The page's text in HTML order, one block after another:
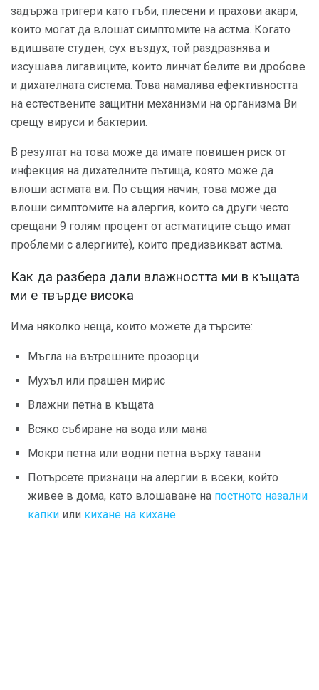
задържа тригери като гъби, плесени и прахови акари,
които могат да влошат симптомите на астма. Когато
вдишвате студен, сух въздух, той раздразнява и
изсушава лигавиците, които линчат белите ви дробове
и дихателната система. Това намалява ефективността
на естествените защитни механизми на организма Ви
срещу вируси и бактерии.
В резултат на това може да имате повишен риск от
инфекция на дихателните пътища, която може да
влоши астмата ви. По същия начин, това може да
влоши симптомите на алергия, които са други често
срещани 9 голям процент от астматиците също имат
проблеми с алергиите), които предизвикват астма.
Как да разбера дали влажността ми в къщата
ми е твърде висока
Има няколко неща, които можете да търсите:
Мъгла на вътрешните прозорци
Мухъл или прашен мирис
Влажни петна в къщата
Всяко събиране на вода или мана
Мокри петна или водни петна върху тавани
Потърсете признаци на алергии в всеки, който
живее в дома, като влошаване на постното назални
капки или кихане на кихане